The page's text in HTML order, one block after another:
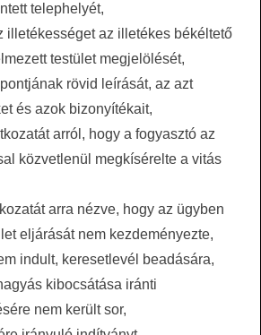
telephelyét,
illetékességet az illetékes békéltető
testület megjelölését,
rövid leírását, az azt
és azok bizonyítékait,
arról, hogy a fogyasztó az
közvetlenül megkísérelte a vitás
arra nézve, hogy az ügyben
eljárását nem kezdeményezte,
indult, keresetlevél beadására,
kibocsátása iránti
nem került sor,